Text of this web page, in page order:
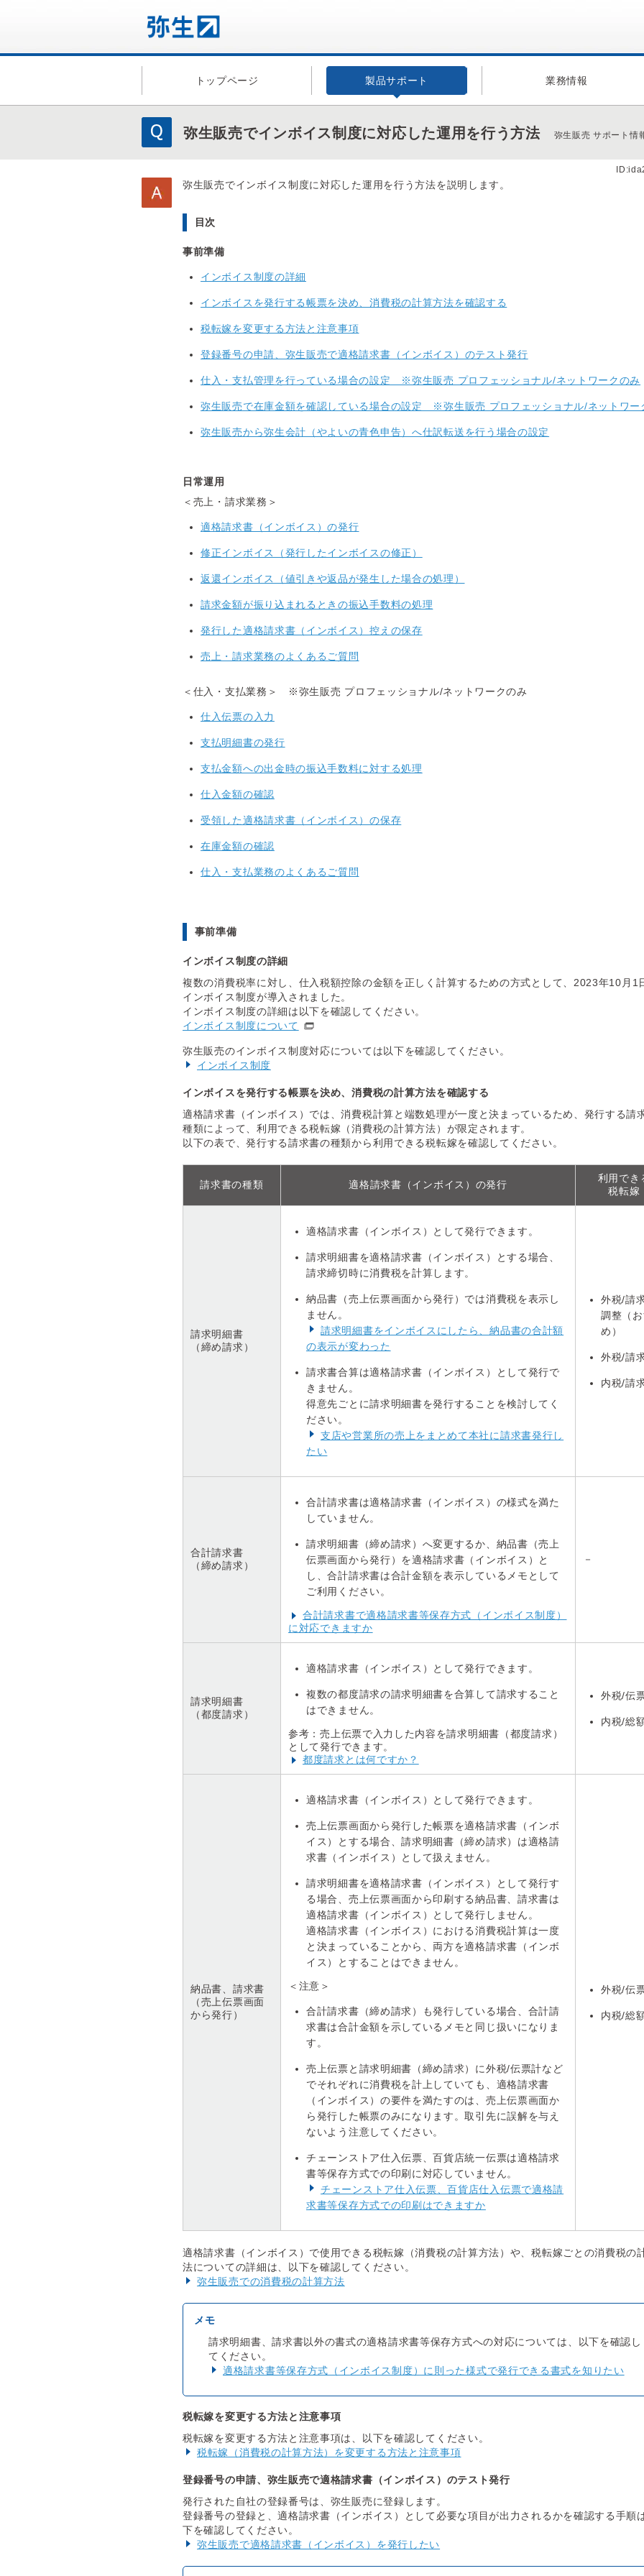
トップページ 製品サポート 業務情報
弥生販売でインボイス制度に対応した運用を行う方法 弥生販売 サポート情
弥生販売でインボイス制度に対応した運用を行う方法を説明します。
目次
事前準備
インボイス制度の詳細
インボイスを発行する帳票を決め、消費税の計算方法を確認する
税転嫁を変更する方法と注意事項
登録番号の申請、弥生販売で適格請求書（インボイス）のテスト発行
仕入・支払管理を行っている場合の設定 ※弥生販売 プロフェッショナル/ネットワークのみ
弥生販売で在庫金額を確認している場合の設定 ※弥生販売 プロフェッショナル/ネットワー
弥生販売から弥生会計（やよいの青色申告）へ仕訳転送を行う場合の設定
日常運用
＜売上・請求業務＞
適格請求書（インボイス）の発行
修正インボイス（発行したインボイスの修正）
返還インボイス（値引きや返品が発生した場合の処理）
請求金額が振り込まれるときの振込手数料の処理
発行した適格請求書（インボイス）控えの保存
売上・請求業務のよくあるご質問
＜仕入・支払業務＞ ※弥生販売 プロフェッショナル/ネットワークのみ
仕入伝票の入力
支払明細書の発行
支払金額への出金時の振込手数料に対する処理
仕入金額の確認
受領した適格請求書（インボイス）の保存
在庫金額の確認
仕入・支払業務のよくあるご質問
事前準備
インボイス制度の詳細
複数の消費税率に対し、仕入税額控除の金額を正しく計算するための方式として、2023年10月1
インボイス制度が導入されました。
インボイス制度の詳細は以下を確認してください。
インボイス制度について
弥生販売のインボイス制度対応については以下を確認してください。
インボイス制度
インボイスを発行する帳票を決め、消費税の計算方法を確認する
適格請求書（インボイス）では、消費税計算と端数処理が一度と決まっているため、発行する請
種類によって、利用できる税転嫁（消費税の計算方法）が限定されます。
以下の表で、発行する請求書の種類から利用できる税転嫁を確認してください。
請求書の種類 適格請求書（インボイス）の発行
利用でき
税転嫁
請求明細書
（締め請求）
適格請求書（インボイス）として発行できます。
請求明細書を適格請求書（インボイス）とする場合、
請求締切時に消費税を計算します。
納品書（売上伝票画面から発行）では消費税を表示し
ません。
請求明細書をインボイスにしたら、納品書の合計額
の表示が変わった
請求書合算は適格請求書（インボイス）として発行で
きません。
得意先ごとに請求明細書を発行することを検討してく
ださい。
支店や営業所の売上をまとめて本社に請求書発行し
たい
外税/請
調整（
め）
外税/請
内税/請
合計請求書
（締め請求）
合計請求書は適格請求書（インボイス）の様式を満た
していません。
請求明細書（締め請求）へ変更するか、納品書（売上
伝票画面から発行）を適格請求書（インボイス）と
し、合計請求書は合計金額を表示しているメモとして
ご利用ください。
合計請求書で適格請求書等保存方式（インボイス制度）
に対応できますか
－
請求明細書
（都度請求）
適格請求書（インボイス）として発行できます。
複数の都度請求の請求明細書を合算して請求すること
はできません。
参考：売上伝票で入力した内容を請求明細書（都度請求）
として発行できます。
都度請求とは何ですか？
外税/伝
内税/総
納品書、請求書
（売上伝票画面
から発行）
適格請求書（インボイス）として発行できます。
売上伝票画面から発行した帳票を適格請求書（インボ
イス）とする場合、請求明細書（締め請求）は適格請
求書（インボイス）として扱えません。
請求明細書を適格請求書（インボイス）として発行す
る場合、売上伝票画面から印刷する納品書、請求書は
適格請求書（インボイス）として発行しません。
適格請求書（インボイス）における消費税計算は一度
と決まっていることから、両方を適格請求書（インボ
イス）とすることはできません。
＜注意＞
合計請求書（締め請求）も発行している場合、合計請
求書は合計金額を示しているメモと同じ扱いになりま
す。
売上伝票と請求明細書（締め請求）に外税/伝票計など
でそれぞれに消費税を計上していても、適格請求書
（インボイス）の要件を満たすのは、売上伝票画面か
ら発行した帳票のみになります。取引先に誤解を与え
ないよう注意してください。
チェーンストア仕入伝票、百貨店統一伝票は適格請求
書等保存方式での印刷に対応していません。
チェーンストア仕入伝票、百貨店仕入伝票で適格請
求書等保存方式での印刷はできますか
外税/伝
内税/総
適格請求書（インボイス）で使用できる税転嫁（消費税の計算方法）や、税転嫁ごとの消費税の
法についての詳細は、以下を確認してください。
弥生販売での消費税の計算方法
請求明細書、請求書以外の書式の適格請求書等保存方式への対応については、以下を確認し
てください。
適格請求書等保存方式（インボイス制度）に則った様式で発行できる書式を知りたい
税転嫁を変更する方法と注意事項
税転嫁を変更する方法と注意事項は、以下を確認してください。
税転嫁（消費税の計算方法）を変更する方法と注意事項
登録番号の申請、弥生販売で適格請求書（インボイス）のテスト発行
発行された自社の登録番号は、弥生販売に登録します。
登録番号の登録と、適格請求書（インボイス）として必要な項目が出力されるかを確認する手順
下を確認してください。
弥生販売で適格請求書（インボイス）を発行したい